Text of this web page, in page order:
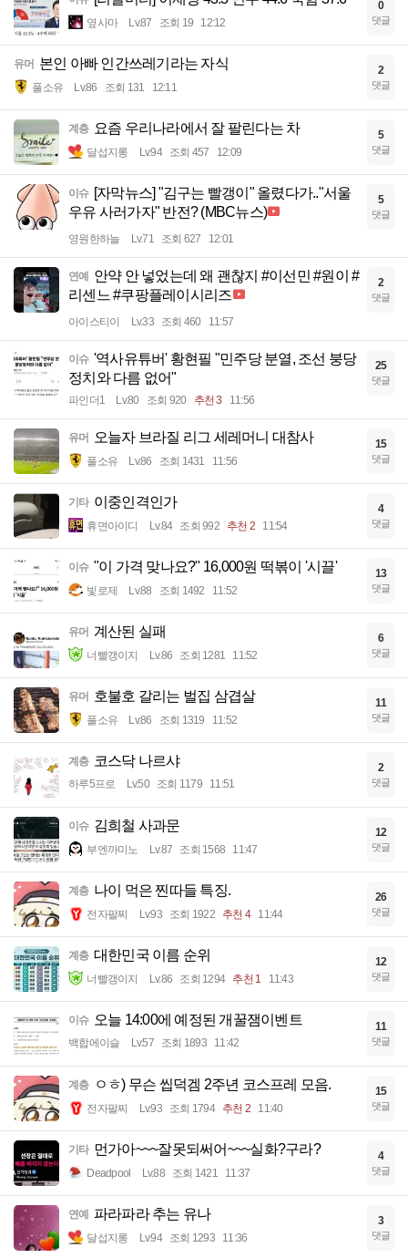
옆사마 Lv.87 조회 19 12:12
0
댓글
유머 본인 아빠 인간쓰레기라는 자식
풀소유 Lv.86 조회 131 12:11
2
댓글
계층 요즘 우리나라에서 잘 팔린다는 차
달섭지롱 Lv.94 조회 457 12:09
5
댓글
이슈 [자막뉴스] "김구는 빨갱이" 올렸다가.."서울
우유 사러가자" 반전? (MBC뉴스)
영원한하늘 Lv.71 조회 627 12:01
5
댓글
연예
안약 안 넣었는데 왜 괜찮지 #이선민 #원이 #
리센느 #쿠팡플레이시리즈
아이스티이 Lv.33 조회 460 11:57
2
댓글
이슈 '역사유튜버' 황현필 "민주당 분열, 조선 붕당
정치와 다름 없어"
파인더1 Lv.80 조회 920 추천 3 11:56
25
댓글
유머 오늘자 브라질 리그 세레머니 대참사
풀소유 Lv.86 조회 1431 11:56
15
댓글
기타 이중인격인가
휴면아이디 Lv.84 조회 992 추천 2 11:54
4
댓글
이슈 "이 가격 맞나요?" 16,000원 떡볶이 '시끌'
빛로제 Lv.88 조회 1492 11:52
13
댓글
유머 계산된 실패
너빨갱이지 Lv.86 조회 1281 11:52
6
댓글
유머 호불호 갈리는 벌집 삼겹살
풀소유 Lv.86 조회 1319 11:52
11
댓글
계층 코스닥 나르샤
하루5프로 Lv.50 조회 1179 11:51
2
댓글
이슈 김희철 사과문
부엔까미노 Lv.87 조회 1568 11:47
12
댓글
계층 나이 먹은 찐따들 특징.
전자팔찌 Lv.93 조회 1922 추천 4 11:44
26
댓글
계층 대한민국 이름 순위
너빨갱이지 Lv.86 조회 1294 추천 1 11:43
12
댓글
이슈 오늘 14:00에 예정된 개꿀잼이벤트
백합에이슬 Lv.57 조회 1893 11:42
11
댓글
계층 ㅇㅎ) 무슨 씹덕겜 2주년 코스프레 모음.
전자팔찌 Lv.93 조회 1794 추천 2 11:40
15
댓글
기타 먼가아~~~잘못되써어~~~실화?구라?
Deadpool Lv.88 조회 1421 11:37
4
댓글
연예 파라파라 추는 유나
달섭지롱 Lv.94 조회 1293 11:36
3
댓글